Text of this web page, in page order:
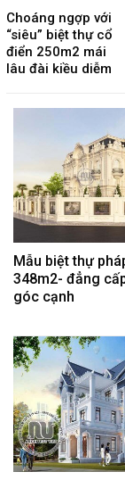
Choáng ngợp với
“siêu” biệt thự cổ
điển 250m2 mái
lâu đài kiều diễm
Mẫu biệt thự
348m2- đẳng
góc cạnh